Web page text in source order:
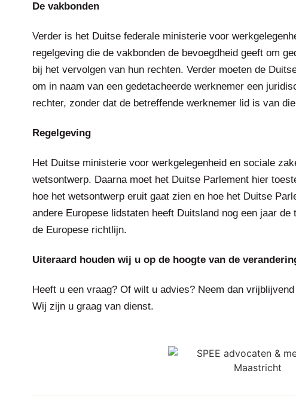
De vakbonden
Verder is het Duitse federale ministerie voor
regelgeving die de vakbonden de bevoegdheid geeft om
bij het vervolgen van hun rechten. Verder moeten de
om in naam van een gedetacheerde werknemer een
rechter, zonder dat de betreffende werknemer lid is van
Regelgeving
Het Duitse ministerie voor werkgelegenheid en sociale
wetsontwerp. Daarna moet het Duitse Parlement hier
hoe het wetsontwerp eruit gaat zien en hoe het Duitse
andere Europese lidstaten heeft Duitsland nog een jaar
de Europese richtlijn.
Uiteraard houden wij u op de hoogte van de
Heeft u een vraag? Of wilt u advies? Neem dan
Wij zijn u graag van dienst.